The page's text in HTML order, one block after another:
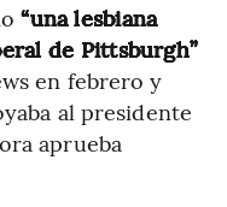
“una lesbiana
de Pittsburgh”
en febrero y
al presidente
aprueba